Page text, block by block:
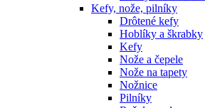
Kefy, nože, pilníky
Drôtené kefy
Hoblíky a škrabky
Kefy
Nože a čepele
Nože na tapety
Nožnice
Pilníky